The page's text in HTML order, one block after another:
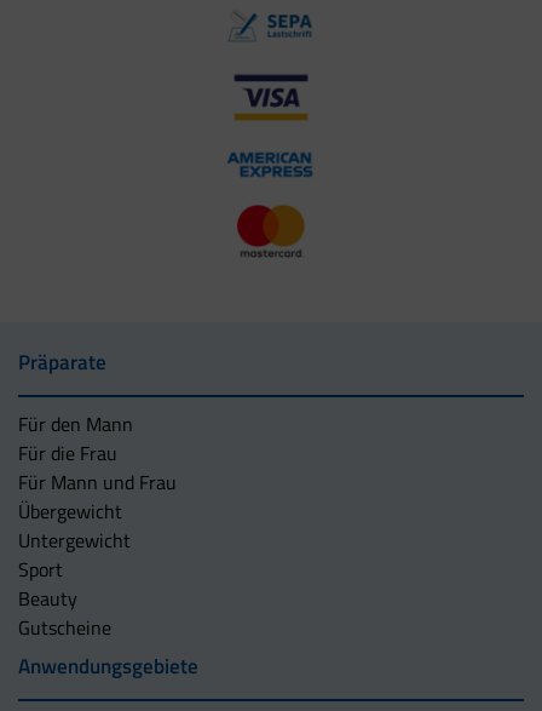
Präparate
Für den Mann
Für die Frau
Für Mann und Frau
Übergewicht
Untergewicht
Sport
Beauty
Gutscheine
Anwendungsgebiete